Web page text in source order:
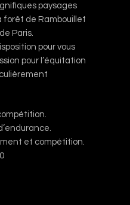
paysages
forêt de Rambouillet
Paris.
pour vous
pour l’équitation
et compétition.